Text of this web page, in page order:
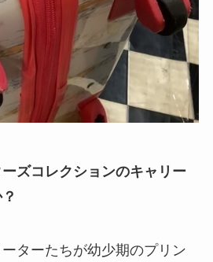
ズコレクションのキャリー
ターたちが幼少期のプリン